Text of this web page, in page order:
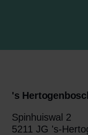
's
Spinhuiswal 2
5211 JG 's-